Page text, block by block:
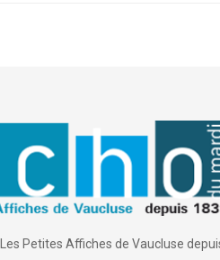
Petites Affiches de Vaucluse